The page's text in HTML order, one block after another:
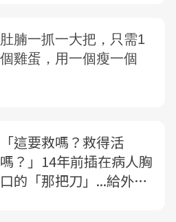
「這要救嗎？救得活
嗎？」14年前插在病人胸
口的「那把刀」...給外傷